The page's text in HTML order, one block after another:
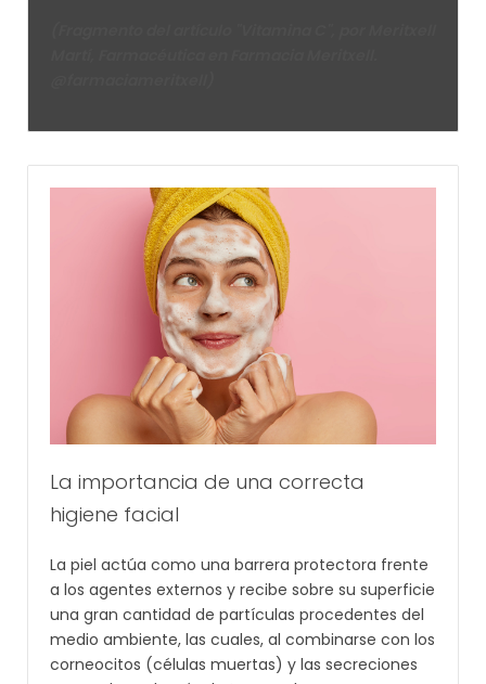
La importancia de una correcta
higiene facial
La piel actúa como una barrera protectora frente
a los agentes externos y recibe sobre su superficie
una gran cantidad de partículas procedentes del
medio ambiente, las cuales, al combinarse con los
corneocitos (células muertas) y las secreciones